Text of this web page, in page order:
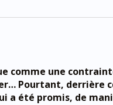
comme une
Pourtant, derrière
a été promis, de